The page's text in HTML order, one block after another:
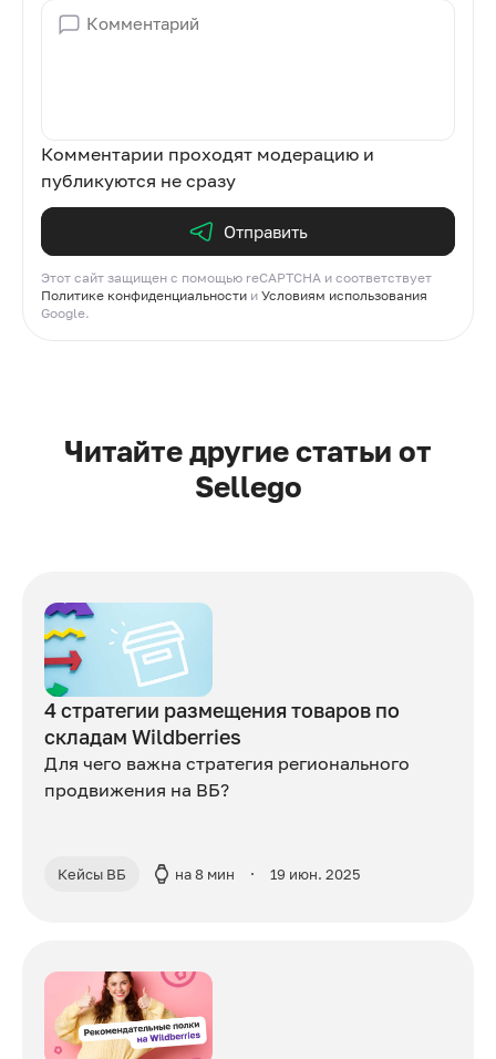
Комментарии проходят модерацию и
публикуются не сразу
Отправить
Этот сайт защищен с помощью reCAPTCHA и соответствует
Политике конфиденциальности и Условиям использования
Google.
Читайте другие статьи от
Sellego
4 стратегии размещения товаров по
складам Wildberries
Для чего важна стратегия регионального
продвижения на ВБ?
Кейсы ВБ на 8 мин 19 июн. 2025